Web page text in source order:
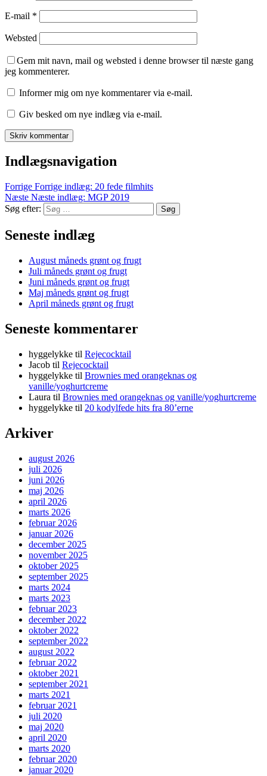
E-mail *
Websted
Gem mit navn, mail og websted i denne browser til næste gang
jeg kommenterer.
Informer mig om nye kommentarer via e-mail.
Giv besked om nye indlæg via e-mail.
Indlægsnavigation
Forrige Forrige indlæg: 20 fede filmhits
Næste Næste indlæg: MGP 2019
Søg efter:
Søg
Seneste indlæg
August måneds grønt og frugt
Juli måneds grønt og frugt
Juni måneds grønt og frugt
Maj måneds grønt og frugt
April måneds grønt og frugt
Seneste kommentarer
hyggelykke til Rejecocktail
Jacob til Rejecocktail
hyggelykke til Brownies med orangeknas og
vanille/yoghurtcreme
Laura til Brownies med orangeknas og vanille/yoghurtcreme
hyggelykke til 20 kodylfede hits fra 80’erne
Arkiver
august 2026
juli 2026
juni 2026
maj 2026
april 2026
marts 2026
februar 2026
januar 2026
december 2025
november 2025
oktober 2025
september 2025
marts 2024
marts 2023
februar 2023
december 2022
oktober 2022
september 2022
august 2022
februar 2022
oktober 2021
september 2021
marts 2021
februar 2021
juli 2020
maj 2020
april 2020
marts 2020
februar 2020
januar 2020